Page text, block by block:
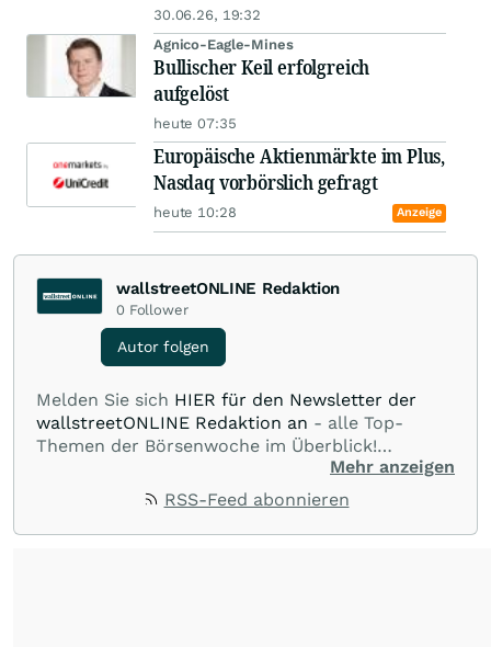
30.06.26, 19:32
Agnico-Eagle-Mines
Bullischer Keil erfolgreich
aufgelöst
heute 07:35
Europäische Aktienmärkte im Plus,
Nasdaq vorbörslich gefragt
heute 10:28 Anzeige
wallstreetONLINE Redaktion
0 Follower
Autor folgen
Melden Sie sich HIER für den Newsletter der
wallstreetONLINE Redaktion an - alle Top-
Themen der Börsenwoche im Überblick!
Verpassen Sie kein wichtiges Anleger-Thema!Für
Beiträge auf diesem journalistischen Channel ist
Redaktion verantwortlich. Die Fachjournalisten
Mehr anzeigen
RSS-Feed abonnieren